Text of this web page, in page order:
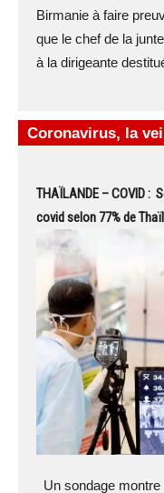
Birmanie à faire
que le chef de la
à la dirigeante
Coronavirus, la
THAÏLANDE – COVID :
covid selon 77% de
Un sondage